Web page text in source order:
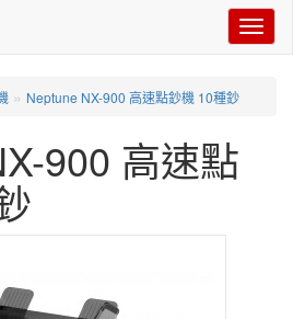
切
换
» Neptune NX-900 高速點鈔機 10種鈔
900 高速點